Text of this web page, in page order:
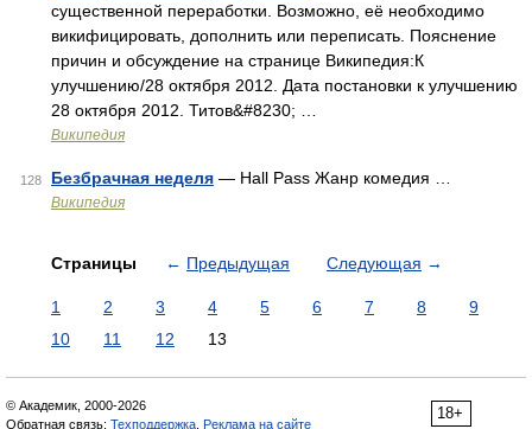
существенной переработки. Возможно, её необходимо
викифицировать, дополнить или переписать. Пояснение
причин и обсуждение на странице Википедия:К
улучшению/28 октября 2012. Дата постановки к улучшению
28 октября 2012. Титов&#8230; …
Википедия
128 Безбрачная неделя — Hall Pass Жанр комедия …
Википедия
Страницы ← Предыдущая Следующая →
1 2 3 4 5 6 7 8
9
10
11 12 13
18+
© Академик, 2000-2026
Обратная связь: Техподдержка Реклама на сайте